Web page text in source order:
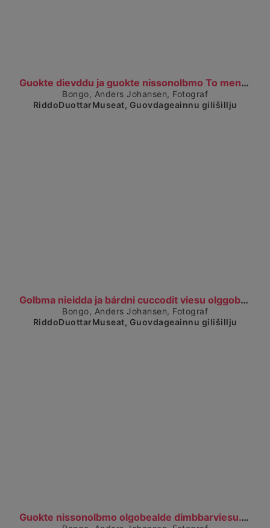
Guokte dievddu ja guokte nissonolbmo To menn og to...
Čájet dárkkes dieđuid
Bongo, Anders Johansen, Fotograf
RiddoDuottarMuseat, Guovdageainnu gilišillju
Golbma nieidda ja bárdni cuccodit viesu olggobeald...
Čájet dárkkes dieđuid
Bongo, Anders Johansen, Fotograf
RiddoDuottarMuseat, Guovdageainnu gilišillju
Guokte nissonolbmo olgobealde dimbbarviesu. To kvi...
Čájet dárkkes dieđuid